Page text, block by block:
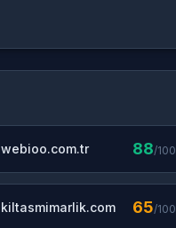
webioo.com.tr 88/100
kiltasmimarlik.com 65/100